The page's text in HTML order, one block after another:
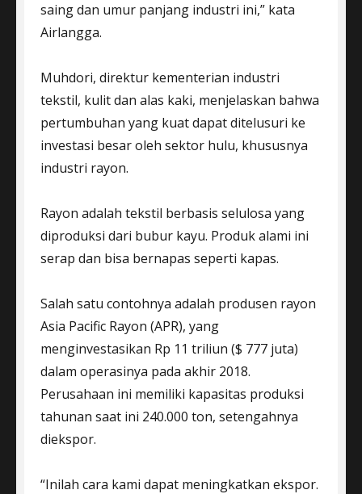
saing dan umur panjang industri ini,” kata
Airlangga.
Muhdori, direktur kementerian industri
tekstil, kulit dan alas kaki, menjelaskan bahwa
pertumbuhan yang kuat dapat ditelusuri ke
investasi besar oleh sektor hulu, khususnya
industri rayon.
Rayon adalah tekstil berbasis selulosa yang
diproduksi dari bubur kayu. Produk alami ini
serap dan bisa bernapas seperti kapas.
Salah satu contohnya adalah produsen rayon
Asia Pacific Rayon (APR), yang
menginvestasikan Rp 11 triliun ($ 777 juta)
dalam operasinya pada akhir 2018.
Perusahaan ini memiliki kapasitas produksi
tahunan saat ini 240.000 ton, setengahnya
diekspor.
“Inilah cara kami dapat meningkatkan ekspor.